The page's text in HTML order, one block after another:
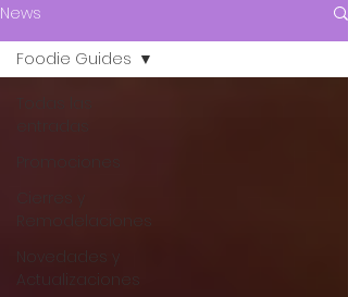
News
Actualizaciones
Foodie Guides